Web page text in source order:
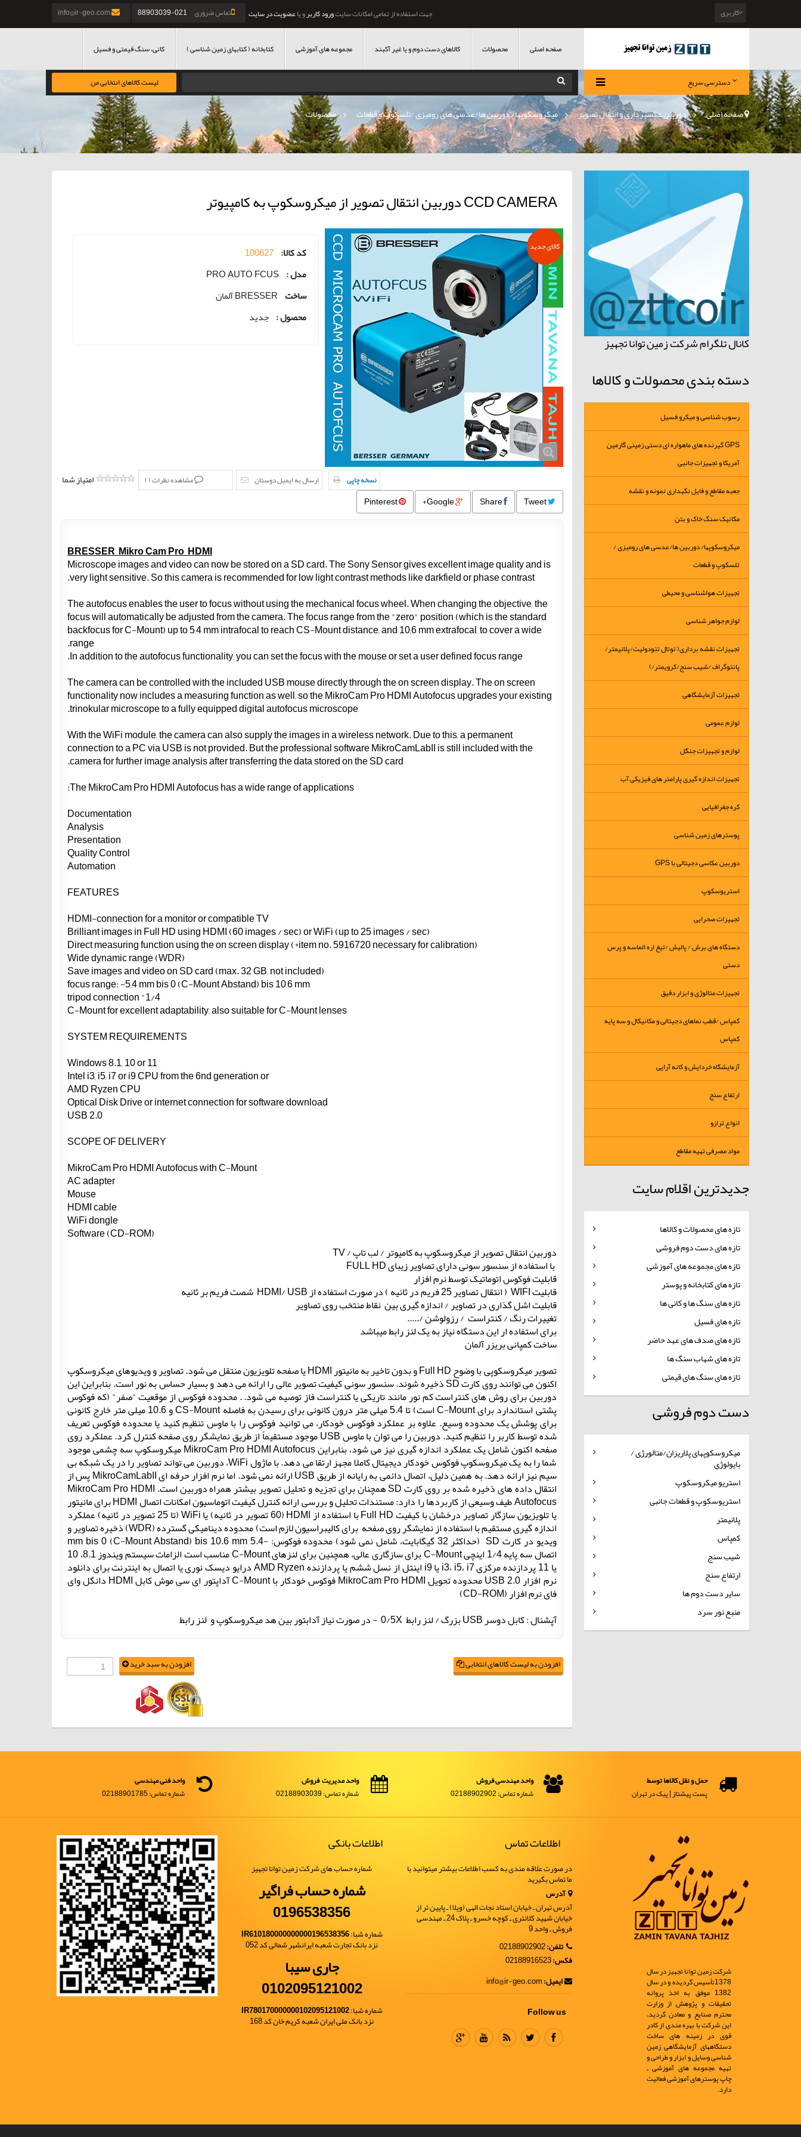
تماس ضروری 021-88903039 جهت استفاده از تمامی امکانات سایتورود کاربرو یاعضویت در سایت کاربری
صفحه اصلی محصولات کالاهای دست دوم و یا غیر آکبند مجموعه های آموزشی کتابخانه ( کتابهای زمین شناسی ) کانی، سنگ قیمتی و فسیل
دسترسی سریع لیست کالاهای انتخابی من
صفحه اصلی > دوربین عکسبرداری و انتقال تصویر » میکروسکوپها/ دوربین ها/عدسی های رومیزی /تلسکوپ و قطعات » محصولات
کانال تلگرام شرکت زمین توانا تجهیز
دسته بندی محصولات و کالاها
رسوب شناسی و میکرو فسیل
GPS گیرنده های ماهواره ای دستی زمینی گارمین
آمریکا و تجهیزات جانبی
جعبه مقاطع و فایل نگهداری نمونه و نقشه
مکانیک سنگ خاک و بتن
میکروسکوپها/ دوربین ها/عدسی های رومیزی /
تلسکوپ و قطعات
تجهیزات هواشناسی و محیطی
لوازم جواهر شناسی
تجهیزات نقشه برداری( توتال تئودولیت/پلانیمتر/
پانتوگراف /شیب سنج/کرویمتر/)
تجهیزات آزمایشگاهی
لوازم عمومی
لوازم و تجهیزات جنگل
تجهیزات اندازه گیری پارامتر های فیزیکی آب
کره جغرافیایی
پوسترهای زمین شناسی
دوربین عکاسی دجیتالی با GPS
استریوسکوپ
تجهیزات صحرایی
دستگاه های برش / پالیش /تیغ اره الماسه و پرس
دستی
تجهیزات متالوژی و ابزار دقیق
کمپاس /قطب نماهای دجیتالی و مکانیکال و سه پایه
کمپاس
آزمایشگاه خردایش و کانه آرایی
ارتفاع سنج
انواع ترازو
مواد مصرفی تهیه مقاطع
جدیدترین اقلام سایت
تازه های محصولات و کالاها
تازه های دست دوم فروشی
تازه های مجموعه های آموزشی
تازه های کتابخانه و پوستر
تازه های سنگ ها و کانی ها
تازه های فسیل
تازه های صدف های عهد حاضر
تازه های شهاب سنگ ها
تازه های سنگ های قیمتی
دست دوم فروشی
میکروسکوپهای پلاریزان/متالورژی /
بایولوژی
استریو میکروسکوپ
استریوسکوپ و قطعات جانبی
پلانیمتر
کمپاس
شیب سنج
ارتفاع سنج
سایر دست دوم ها
منبع نور سرد
CCD CAMERA دوربین انتقال تصویر از میکروسکوپ به کامپیوتر
کالای جدید کد کالا: 100627
مدل : PRO AUTO FCUS
ساخت BRESSER آلمان
محصول : جدید
امتیاز شما مشاهده نظرات () ارسال به ایمیل دوستان نسخه چاپی
Tweet
Share
Google+
Pinterest
BRESSER Mikro Cam Pro HDMI
Microscope images and video can now be stored on a SD card. The Sony Sensor gives excellent image quality and is
very light sensitive. So this camera is recommended for low light contrast methods like darkfield or phase contrast.
The autofocus enables the user to focus without using the mechanical focus wheel. When changing the objective, the
focus will automatically be adjusted from the camera. The focus range from the "zero" position (which is the standard
backfocus for C-Mount) up to 5,4 mm intrafocal to reach CS-Mount distance, and 10,6 mm extrafocal, to cover a wide
range.
In addition to the autofocus functionality, you can set the focus with the mouse or set a user defined focus range.
The camera can be controlled with the included USB mouse directly through the on screen display. The on screen
functionality now includes a measuring function as well, so the MikroCam Pro HDMI Autofocus upgrades your existing
trinokular microscope to a fully equipped digital autofocus microscope.
With the WiFi module, the camera can also supply the images in a wireless network. Due to this, a permanent
connection to a PC via USB is not provided. But the professional software MikroCamLabII is still included with the
camera for further image analysis after transferring the data stored on the SD card.
The MikroCam Pro HDMI Autofocus has a wide range of applications:
FEATURES
SYSTEM REQUIREMENTS
SCOPE OF DELIVERY
MikroCam Pro HDMI Autofocus with C-Mount
دوربین انتقال تصویر از میکروسکوپ به کامیوتر / لب تاپ / TV
با استفاده از سنسور سونی دارای تصاویر زیبای FULL HD
قابلیت فوکوس اتوماتیک توسط نرم افزار
قابلیت WIFI ( انتقال تصاویر 25 فریم در ثانیه ) در صورت استفاده از HDMI/ USB شصت فریم بر ثانیه
قابلیت اشل گذاری در تصاویر / اندازه گیری بین نقاط منتخب روی تصاویر
تغییرات رنگ / کنتراست / رزولوشن /.....
برای استفاده ار این دستگاه نیاز به یک لنز رابط میباشد
ساخت کمپانی بریزر آلمان
تصویر میکروسکوپی با وضوح Full HD و بدون تاخیر به مانیتور HDMI یا صفحه تلویزیون منتقل می شود. تصاویر و ویدیوهای میکروسکوپ
اکنون می توانند روی کارت SD ذخیره شوند. سنسور سونی کیفیت تصویر عالی را ارائه می دهد و بسیار حساس به نور است. بنابراین این
دوربین برای روش های کنتراست کم نور مانند تاریکی یا کنتراست فاز توصیه می شود. . محدوده فوکوس از موقعیت "صفر" (که فوکوس
پشتی استاندارد برای C-Mount است) تا 5.4 میلی متر درون کانونی برای رسیدن به فاصله CS-Mount و 10.6 میلی متر خارج کانونی
برای پوشش یک محدوده وسیع. علاوه بر عملکرد فوکوس خودکار، می توانید فوکوس را با ماوس تنظیم کنید یا محدوده فوکوس تعریف
شده توسط کاربر را تنظیم کنید. دوربین را می توان با ماوس USB موجود مستقیماً از طریق نمایشگر روی صفحه کنترل کرد. عملکرد روی
صفحه اکنون شامل یک عملکرد اندازه گیری نیز می شود، بنابراین MikroCam Pro HDMI Autofocus میکروسکوپ سه چشمی موجود
شما را به یک میکروسکوپ فوکوس خودکار دیجیتال کاملا مجهز ارتقا می دهد. با ماژول WiFi، دوربین می تواند تصاویر را در یک شبکه بی
سیم نیز ارائه دهد. به همین دلیل، اتصال دائمی به رایانه از طریق USB ارائه نمی شود. اما نرم افزار حرفه ای MikroCamLabII پس از
انتقال داده های ذخیره شده بر روی کارت SD همچنان برای تجزیه و تحلیل تصویر بیشتر همراه دوربین است. MikroCam Pro HDMI
Autofocus طیف وسیعی از کاربردها را دارد: مستندات تحلیل و بررسی ارائه کنترل کیفیت اتوماسیون امکانات اتصال HDMI برای مانیتور
یا تلویزیون سازگار تصاویر درخشان با کیفیت Full HD با استفاده از HDMI (60 تصویر در ثانیه) یا WiFi (تا 25 تصویر در ثانیه) عملکرد
اندازه گیری مستقیم با استفاده از نمایشگر روی صفحه برای کالیبراسیون لازم است) محدوده دینامیکی گسترده (WDR) ذخیره تصاویر و
ویدیو در کارت SD (حداکثر 32 گیگابایت، شامل نمی شود) محدوده فوکوس: -5.4 mm bis 0 (C-Mount Abstand) bis 10.6 mm
اتصال سه پایه 1/4 اینچی C-Mount برای سازگاری عالی، همچنین برای لنزهای C-Mount مناسب است الزامات سیستم ویندوز 8.1، 10
یا 11 پردازنده مرکزی i3، i5، i7 یا i9 اینتل از نسل ششم یا پردازنده AMD Ryzen درایو دیسک نوری یا اتصال به اینترنت برای دانلود
نرم افزار USB 2.0 محدوده تحویل MikroCam Pro HDMI فوکوس خودکار با C-Mount آداپتور ای سی موش کابل HDMI دانگل وای
فای نرم افزار (CD-ROM)
آپشنال : کابل دوسر USB بزرگ / لنز رابط 0/5X - در صورت نیاز آدابتور بین هد میکروسکوپ و لنز رابط
افزودن به لیست کالاهای انتخابی افزودن به سبد خرید
حمل و نقل کالاها توسط
پست پیشتاز | پیک در تهران
واحد مهندسی فروش
شماره تماس: 02188902902
واحد مدیریت فروش
شماره تماس: 02188903039
واحد فنی مهندسی
شماره تماس: 02188901785
شرکت زمین توانا تجهیز در سال
1378تأسیس گردیده و در سال
1382 موفق به اخذ پروانه
تحقیقات و پژوهش از وزارت
محترم صنایع و معادن گردید.
این شرکت با بهره مندی از کادر
قوی در زمینه های ساخت
دستگاههای آزمایشگاهی زمین
شناسی وسایل و ابزار و طراحی و
تهیه مجموعه های آموزشی ـ
چاپ پوسترهای آموزشی فعالیت
دارد.
اطلاعات تماس
در صورت علاقه مندی به کسب اطلاعات بیشتر میتوانید با
ما تماس بگیرید
آدرس
آدرس تهران ـ خیابان استاد نجات الهی (ویلا) ـ پایین تر از
خیابان شهید کلانتری ـ کوچه خسرو ـ پلاک 24 ـ مهندسی
فروش ـ واحد 9
تلفن:02188902902
فکس:02188916523
ایمیل:
Follow us
اطلاعات بانکی
شماره حساب های شرکت زمین توانا تجهیز
شماره حساب فراگیر
0196538356
شماره شبا:IR610180000000000196538356
نزد بانک تجارت شعبه ایرانشهر شمالی کد 052
جاری سیبا
0102095121002
شماره شبا:IR780170000000102095121002
نزد بانک ملی ایران شعبه کریم خان کد 168